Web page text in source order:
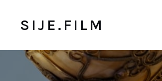
SIJE.FILM